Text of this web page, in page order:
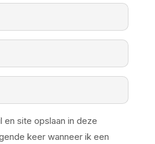
en site opslaan in deze
keer wanneer ik een